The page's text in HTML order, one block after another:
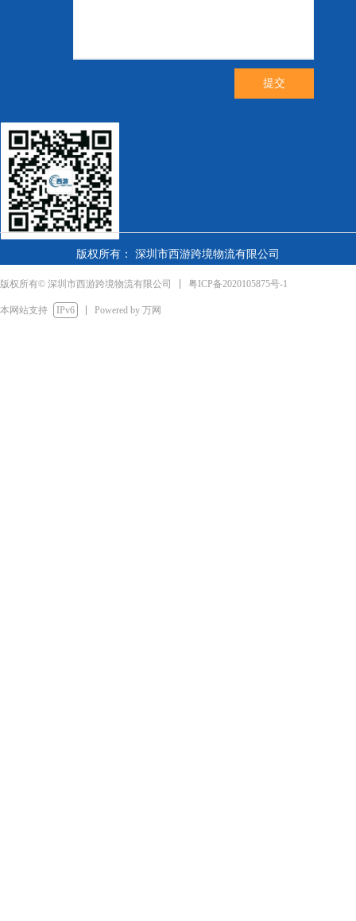
版权所有： 深圳市西游跨境物流有限公司
提交
版权所有© 深圳市西游跨境物流有限公司 粤ICP备2020105875号-1
本网站支持 IPv6 Powered by 万网